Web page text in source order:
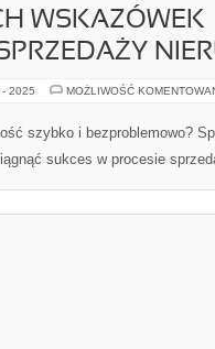
WSKAZÓWEK
2025 MOŻLIWOŚĆ
Chcesz sprzedać
bezproblemowo? Sprawdź
wskazówek, które pomogą
procesie sprzedaży!